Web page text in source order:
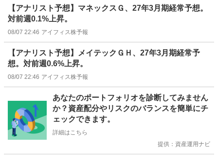
【アナリスト予想】マネックスＧ、27年3月期経常予想。
対前週0.1%上昇。
08/07 22:46 アイフィス株予報
【アナリスト予想】メイテックＧＨ、27年3月期経常予
想。対前週0.6%上昇。
08/07 22:46 アイフィス株予報
あなたのポートフォリオを診断してみません
か？資産配分やリスクのバランスを簡単にチ
ェックできます。
詳細はこちら
提供：資産運用ナビ